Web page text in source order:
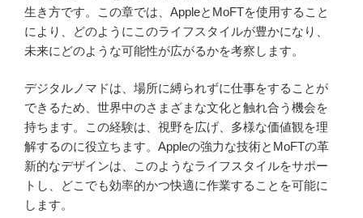
生き方です。この章では、AppleとMoFTを使用すること
により、どのようにこのライフスタイルが豊かになり、
未来にどのような可能性が広がるかを考察します。
デジタルノマドは、場所に縛られずに仕事をすることが
できるため、世界中のさまざまな文化と触れ合う機会を
持ちます。この経験は、視野を広げ、多様な価値観を理
解するのに役立ちます。Appleの強力な技術とMoFTの革
新的なデザインは、このようなライフスタイルをサポー
トし、どこでも効率的かつ快適に作業することを可能に
します。